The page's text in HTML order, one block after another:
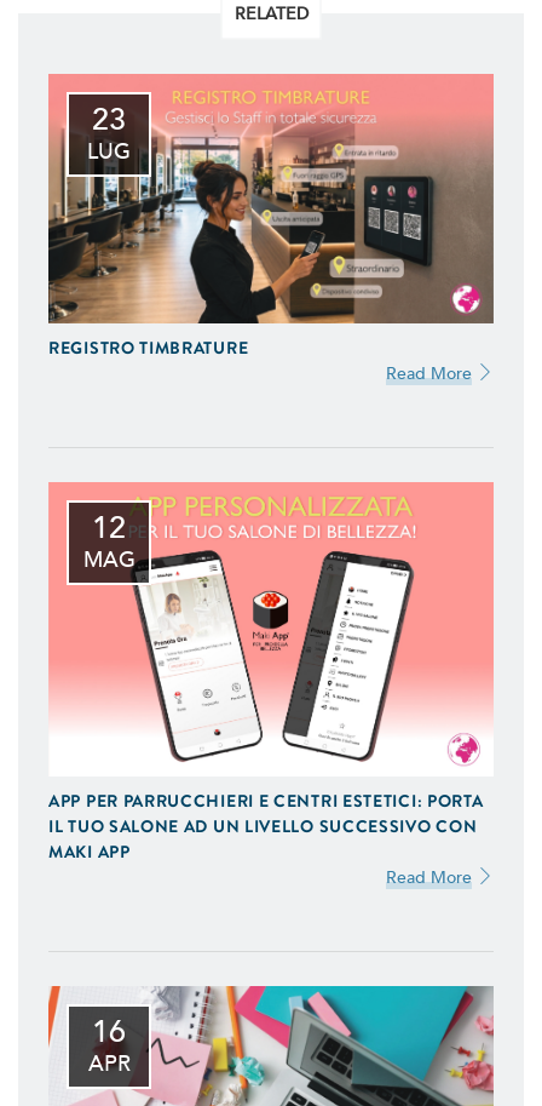
RELATED
23
LUG
REGISTRO TIMBRATURE
Read More
12
MAG
APP PER PARRUCCHIERI E CENTRI ESTETICI: PORTA
IL TUO SALONE AD UN LIVELLO SUCCESSIVO CON
MAKI APP
Read More
16
APR